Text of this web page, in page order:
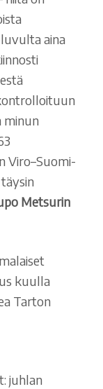
aina
minun
Viro–Suomi-
Metsurin
kuulla
Tarton
juhlan